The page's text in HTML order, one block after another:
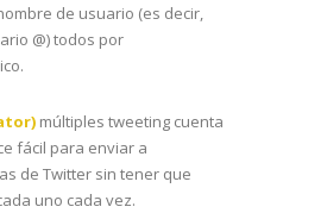
de usuario (es decir,
@) todos por
múltiples tweeting cuenta
fácil para enviar a
de Twitter sin tener que
uno cada vez.